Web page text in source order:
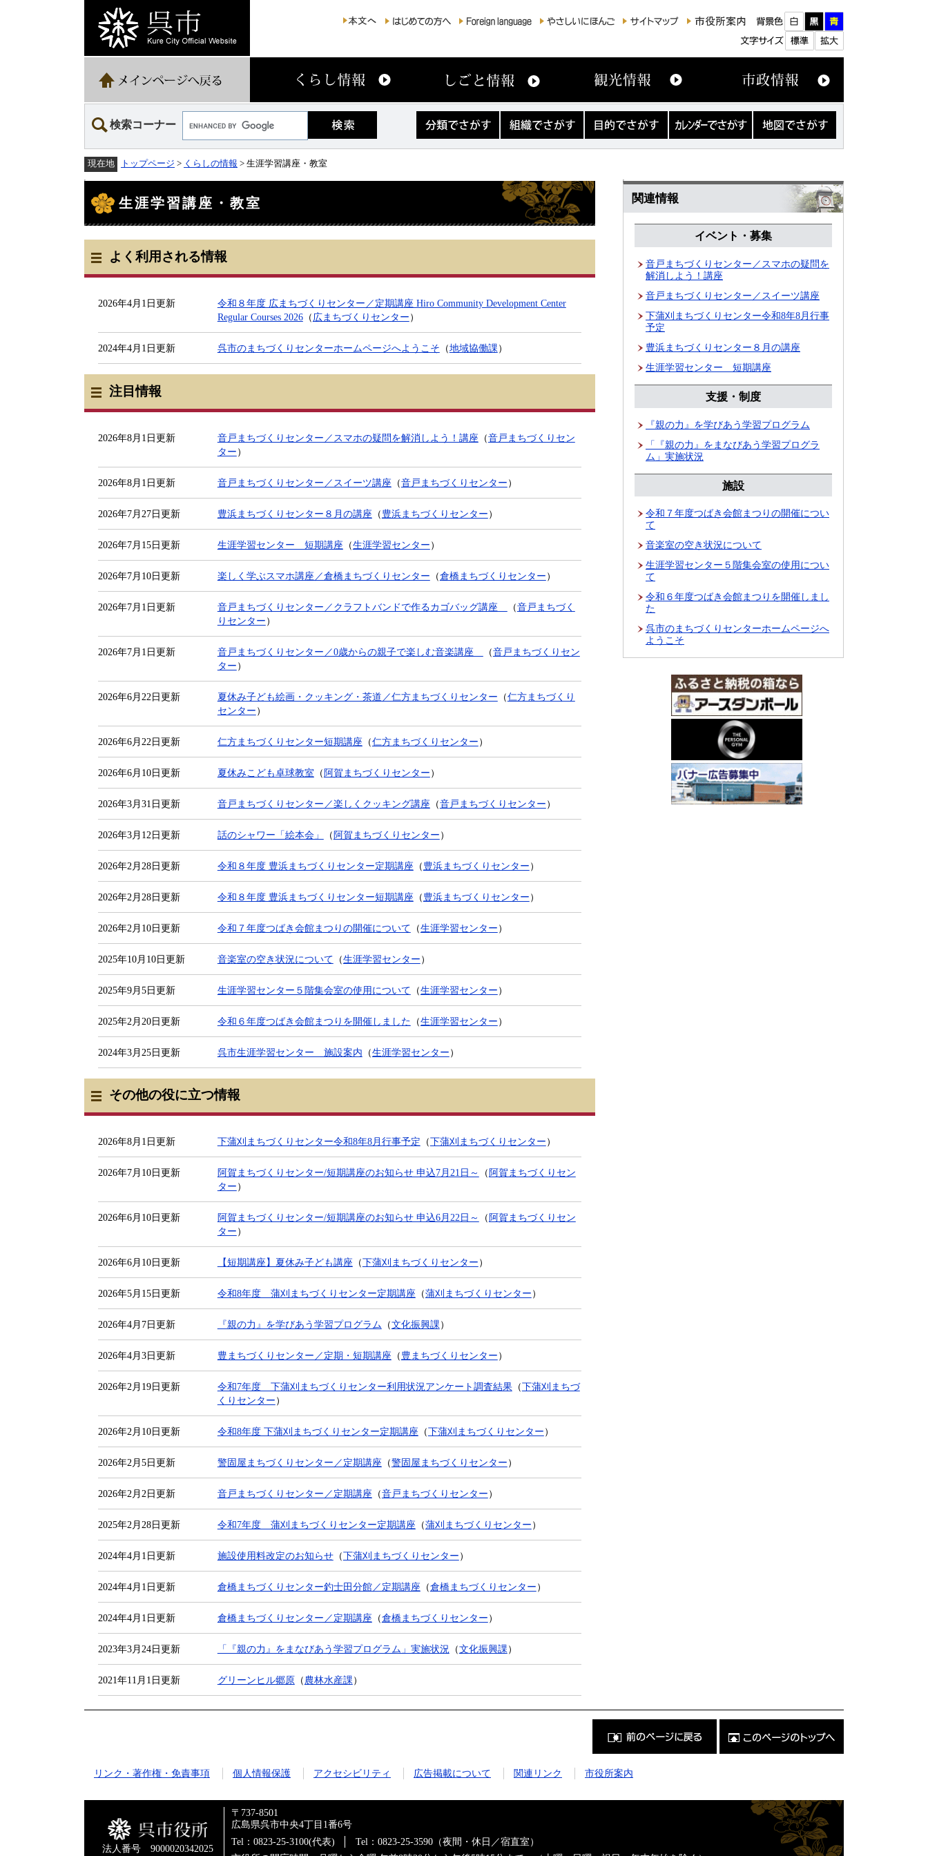
検索コーナー
カ
ス
ム
検
索
す
織
す
す
レ
で
さ
す
図
す
現在地 トップページ > くらしの情報 > 生涯学習講座・教室
生涯学習講座・教室
よく利用される情報
2026年4月1日更新
令和８年度 広まちづくりセンター／定期講座 Hiro Community Development Center
Regular Courses​ 2026（広まちづくりセンター）
2024年4月1日更新 呉市のまちづくりセンターホームページへようこそ （地域協働課）
注目情報
2026年8月1日更新 音戸まちづくりセンター／スマホの疑問を解消しよう！講座 （音戸まちづくりセン
ター）
2026年8月1日更新 音戸まちづくりセンター／スイーツ講座 （音戸まちづくりセンター）
2026年7月27日更新 豊浜まちづくりセンター８月の講座 （豊浜まちづくりセンター）
2026年7月15日更新 生涯学習センター 短期講座 （生涯学習センター）
2026年7月10日更新 楽しく学ぶスマホ講座／倉橋まちづくりセンター （倉橋まちづくりセンター）
2026年7月1日更新 音戸まちづくりセンター／クラフトバンドで作るカゴバッグ講座 （音戸まちづく
りセンター）
2026年7月1日更新 音戸まちづくりセンター／0歳からの親子で楽しむ音楽講座 （音戸まちづくりセン
ター）
2026年6月22日更新 夏休み子ども絵画・クッキング・茶道／仁方まちづくりセンター （仁方まちづくり
センター）
2026年6月22日更新 仁方まちづくりセンター短期講座 （仁方まちづくりセンター）
2026年6月10日更新 夏休みこども卓球教室 （阿賀まちづくりセンター）
2026年3月31日更新 音戸まちづくりセンター／楽しくクッキング講座 （音戸まちづくりセンター）
2026年3月12日更新 話のシャワー「絵本会」 （阿賀まちづくりセンター）
2026年2月28日更新 令和８年度 豊浜まちづくりセンター定期講座 （豊浜まちづくりセンター）
2026年2月28日更新 令和８年度 豊浜まちづくりセンター短期講座 （豊浜まちづくりセンター）
2026年2月10日更新 令和７年度つばき会館まつりの開催について （生涯学習センター）
2025年10月10日更新 音楽室の空き状況について （生涯学習センター）
2025年9月5日更新 生涯学習センター５階集会室の使用について （生涯学習センター）
2025年2月20日更新 令和６年度つばき会館まつりを開催しました （生涯学習センター）
2024年3月25日更新 呉市生涯学習センター 施設案内 （生涯学習センター）
その他の役に立つ情報
2026年8月1日更新 下蒲刈まちづくりセンター令和8年8月行事予定 （下蒲刈まちづくりセンター）
2026年7月10日更新 阿賀まちづくりセンター/短期講座のお知らせ 申込7月21日～ （ 阿賀まちづくりセン
ター）
2026年6月10日更新 阿賀まちづくりセンター/短期講座のお知らせ 申込6月22日～ （ 阿賀まちづくりセン
ター）
2026年6月10日更新 【短期講座】夏休み子ども講座 （下蒲刈まちづくりセンター）
2026年5月15日更新 令和8年度 蒲刈まちづくりセンター定期講座 （蒲刈まちづくりセンター）
2026年4月7日更新 『親の力』を学びあう学習プログラム （文化振興課）
2026年4月3日更新 豊まちづくりセンター／定期・短期講座 （豊まちづくりセンター）
2026年2月19日更新 令和7年度 下蒲刈まちづくりセンター利用状況アンケート調査結果（下蒲刈まちづ
くりセンター）
2026年2月10日更新 令和8年度 下蒲刈まちづくりセンター定期講座 （下蒲刈まちづくりセンター）
2026年2月5日更新 警固屋まちづくりセンター／定期講座 （警固屋まちづくりセンター）
2026年2月2日更新 音戸まちづくりセンター／定期講座 （音戸まちづくりセンター）
2025年2月28日更新 令和7年度 蒲刈まちづくりセンター定期講座 （蒲刈まちづくりセンター）
2024年4月1日更新 施設使用料改定のお知らせ（下蒲刈まちづくりセンター）
2024年4月1日更新 倉橋まちづくりセンター釣士田分館／定期講座 （倉橋まちづくりセンター）
2024年4月1日更新 倉橋まちづくりセンター／定期講座 （倉橋まちづくりセンター）
2023年3月24日更新 「『親の力』をまなびあう学習プログラム」実施状況（文化振興課）
2021年11月1日更新 グリーンヒル郷原（農林水産課）
関連情報
イベント・募集
音戸まちづくりセンター／スマホの疑問を
解消しよう！講座
音戸まちづくりセンター／スイーツ講座
下蒲刈まちづくりセンター令和8年8月行事
予定
豊浜まちづくりセンター８月の講座
生涯学習センター 短期講座
支援・制度
『親の力』を学びあう学習プログラム
「『親の力』をまなびあう学習プログラ
ム」実施状況
施設
令和７年度つばき会館まつりの開催につい
て
音楽室の空き状況について
生涯学習センター５階集会室の使用につい
て
令和６年度つばき会館まつりを開催しまし
た
呉市のまちづくりセンターホームページへ
ようこそ
ジ
の
リンク・著作権・免責事項 個人情報保護 アクセシビリティ 広告掲載について 関連リンク 市役所案内
法人番号 9000020342025
〒737-8501
広島県呉市中央4丁目1番6号
Tel：0823-25-3100(代表)
Tel：0823-25-3590（夜間・休日／宿直室）